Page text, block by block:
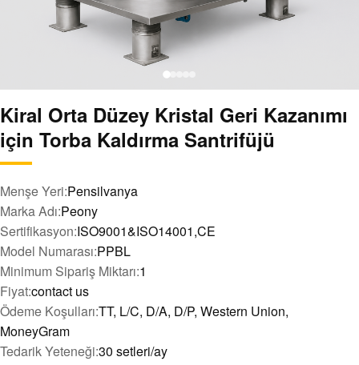
Kiral Orta Düzey Kristal Geri Kazanımı
için Torba Kaldırma Santrifüjü
Menşe Yeri:Pensilvanya
Marka Adı:Peony
Sertifikasyon:ISO9001&ISO14001,CE
Model Numarası:PPBL
Minimum Sipariş Miktarı:1
Fiyat:contact us
Ödeme Koşulları:TT, L/C, D/A, D/P, Western Union,
MoneyGram
Tedarik Yeteneği:30 setleri/ay